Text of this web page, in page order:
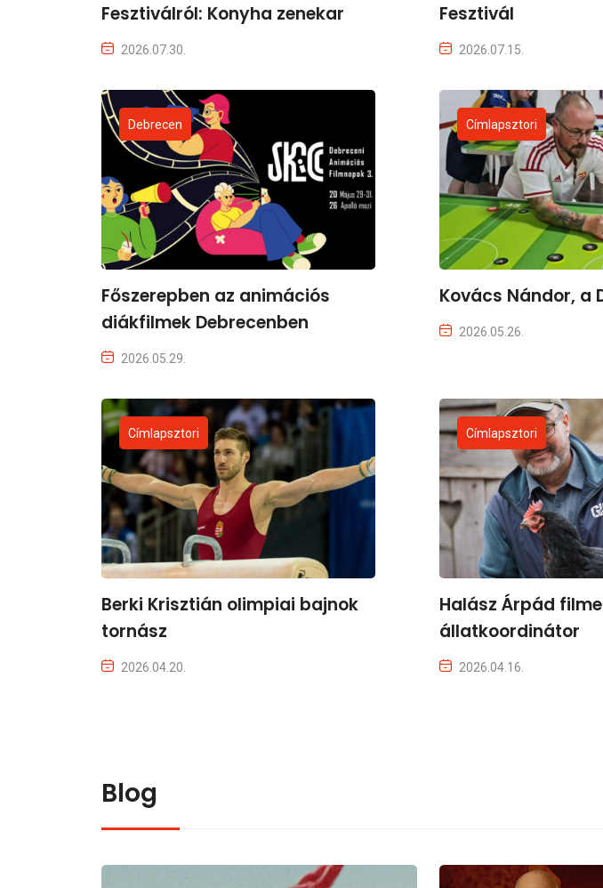
Fesztiválról: Konyha zenekar
2026.07.30.
Fesztivál
2026.07.15.
Debrecen
Főszerepben az animációs
diákfilmek Debrecenben
2026.05.29.
Címlapsztori
Kovács Nándor, a
2026.05.26.
Címlapsztori
Berki Krisztián olimpiai bajnok
tornász
2026.04.20.
Címlapsztori
Halász Árpád
állatkoordinátor
2026.04.16.
Blog